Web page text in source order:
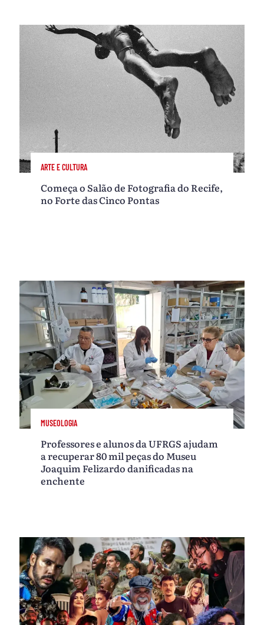
ARTE E CULTURA
Começa o Salão de Fotografia do Recife,
no Forte das Cinco Pontas
MUSEOLOGIA
Professores e alunos da UFRGS ajudam
a recuperar 80 mil peças do Museu
Joaquim Felizardo danificadas na
enchente